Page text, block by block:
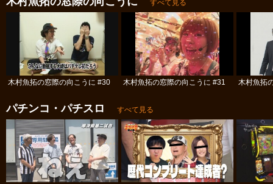
すべて見る
木村魚拓の窓際の向こうに #30 木村魚拓の窓際の向こうに #31 木村魚拓
パチンコ・パチスロ すべて見る